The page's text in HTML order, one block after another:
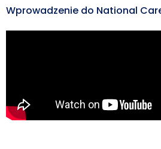
Wprowadzenie do National